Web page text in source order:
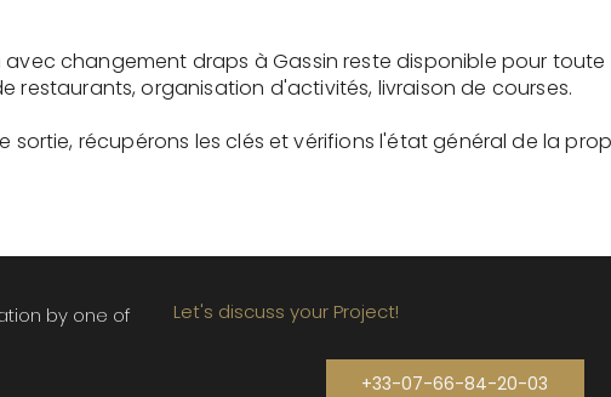
changement draps à Gassin reste disponible pour
organisation d'activités, livraison de courses.
récupérons les clés et vérifions l'état général de la
by one of
Let's discuss your Project!
+33-07-66-84-20-03